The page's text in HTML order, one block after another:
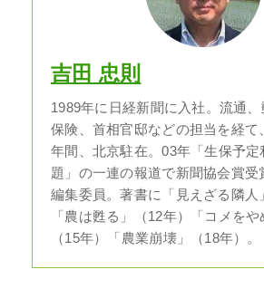
吉田 忠則
1989年に日経新聞に入社。流通、
保険、首相官邸などの担当を経て
年間、北京駐在。03年「生保予定
題」の一連の報道で新聞協会賞受
編集委員。著書に「見えざる隣人
「農は甦る」（12年）「コメをや
（15年）「農業崩壊」（18年）。